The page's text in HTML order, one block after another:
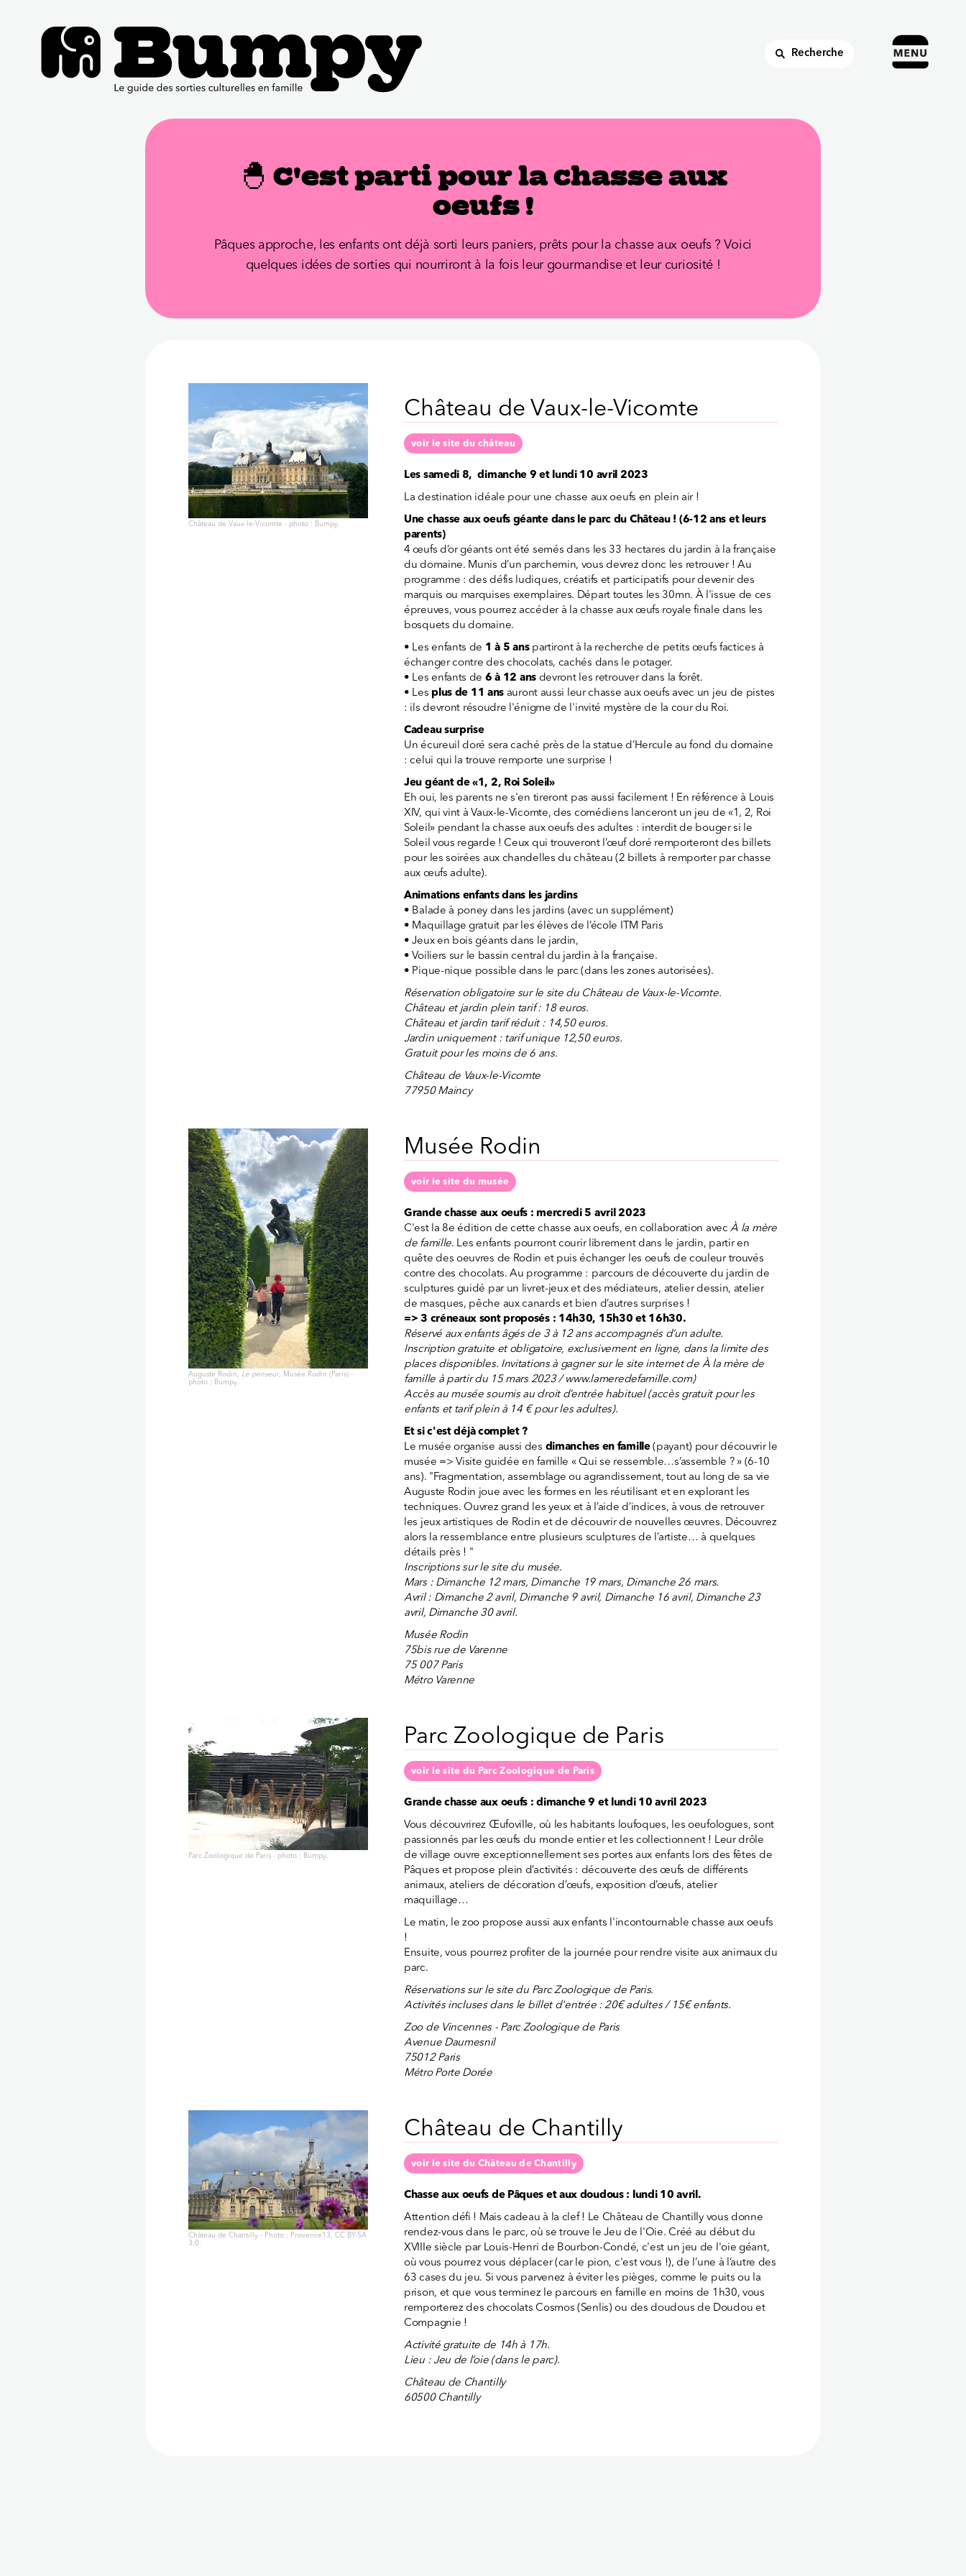
Recherche
🐣 C'est parti pour la chasse aux
oeufs !
Pâques approche, les enfants ont déjà sorti leurs paniers, prêts pour la chasse aux oeufs ? Voici
quelques idées de sorties qui nourriront à la fois leur gourmandise et leur curiosité !
Château de Vaux-le-Vicomte - photo : Bumpy.
Château de Vaux-le-Vicomte
voir le site du château
Les samedi 8, dimanche 9 et lundi 10 avril 2023
La destination idéale pour une chasse aux oeufs en plein air !
Une chasse aux oeufs géante dans le parc du Château ! (6-12 ans et leurs
parents)
4 œufs d’or géants ont été semés dans les 33 hectares du jardin à la française
du domaine. Munis d’un parchemin, vous devrez donc les retrouver ! Au
programme : des défis ludiques, créatifs et participatifs pour devenir des
marquis ou marquises exemplaires. Départ toutes les 30mn. À l'issue de ces
épreuves, vous pourrez accéder à la chasse aux œufs royale finale dans les
bosquets du domaine.
• Les enfants de 1 à 5 anspartiront à la recherche de petits œufs factices à
échanger contre des chocolats, cachés dans le potager.
• Les enfants de 6 à 12 ansdevront les retrouver dans la forêt.
• Les plus de 11 ans auront aussi leur chasse aux oeufs avec un jeu de pistes
: ils devront résoudre l'énigme de l'invité mystère de la cour du Roi.
Cadeau surprise
Un écureuil doré sera caché près de la statue d’Hercule au fond du domaine
: celui qui la trouve remporte une surprise !
Jeu géant de «1, 2, Roi Soleil»
Eh oui, les parents ne s'en tireront pas aussi facilement ! En référence à Louis
XIV, qui vint à Vaux-le-Vicomte, des comédiens lanceront un jeu de «1, 2, Roi
Soleil» pendant la chasse aux oeufs des adultes : interdit de bouger si le
Soleil vous regarde ! Ceux qui trouveront l’œuf doré remporteront des billets
pour les soirées aux chandelles du château (2 billets à remporter par chasse
aux œufs adulte).
Animations enfants dans les jardins
• Balade à poney dans les jardins (avec un supplément)
• Maquillage gratuit par les élèves de l’école ITM Paris
• Jeux en bois géants dans le jardin,
• Voiliers sur le bassin central du jardin à la française.
• Pique-nique possible dans le parc (dans les zones autorisées).
Réservation obligatoire sur le site du Château de Vaux-le-Vicomte.
Château et jardin plein tarif : 18 euros.
Château et jardin tarif réduit : 14,50 euros.
Jardin uniquement : tarif unique 12,50 euros.
Gratuit pour les moins de 6 ans.
Château de Vaux-le-Vicomte
77950 Maincy
Auguste Rodin, Le penseur, Musée Rodin (Paris) -
photo : Bumpy.
Musée Rodin
voir le site du musée
Grande chasse aux oeufs : mercredi 5 avril 2023
C'est la 8e édition de cette chasse aux oeufs, en collaboration avecÀ la mère
de famille. Les enfants pourront courir librement dans le jardin, partir en
quête des oeuvres de Rodin et puis échanger les oeufs de couleur trouvés
contre des chocolats. Au programme : parcours de découverte du jardin de
sculptures guidé par un livret-jeux et des médiateurs, atelier dessin, atelier
de masques, pêche aux canards et bien d’autres surprises !
=> 3 créneaux sont proposés : 14h30, 15h30 et 16h30.
Réservé aux enfants âgés de 3 à 12 ans accompagnés d’un adulte.
Inscription gratuite et obligatoire, exclusivement en ligne, dans la limite des
places disponibles. Invitations à gagner sur le site internet de À la mère de
famille à partir du 15 mars 2023 / www.lameredefamille.com)
Accès au musée soumis au droit d’entrée habituel (accès gratuit pour les
enfants et tarif plein à 14 € pour les adultes).
Et si c'est déjà complet ?
Le musée organise aussi des dimanches en famille(payant) pour découvrir le
musée => Visite guidée en famille « Qui se ressemble…s’assemble ? » (6-10
ans). "Fragmentation, assemblage ou agrandissement, tout au long de sa vie
Auguste Rodin joue avec les formes en les réutilisant et en explorant les
techniques. Ouvrez grand les yeux et à l’aide d’indices, à vous de retrouver
les jeux artistiques de Rodin et de découvrir de nouvelles œuvres. Découvrez
alors la ressemblance entre plusieurs sculptures de l’artiste… à quelques
détails près ! "
Inscriptions sur le site du musée.
Mars : Dimanche 12 mars, Dimanche 19 mars, Dimanche 26 mars.
Avril : Dimanche 2 avril, Dimanche 9 avril, Dimanche 16 avril, Dimanche 23
avril, Dimanche 30 avril.
Musée Rodin
75bis rue de Varenne
75 007 Paris
Métro Varenne
Parc Zoologique de Paris - photo : Bumpy.
Parc Zoologique de Paris
voir le site du Parc Zoologique de Paris
Grande chasse aux oeufs : dimanche 9 et lundi 10 avril 2023
Vous découvrirez Œufoville, où les habitants loufoques, les oeufologues, sont
passionnés par les œufs du monde entier et les collectionnent ! Leur drôle
de village ouvre exceptionnellement ses portes aux enfants lors des fêtes de
Pâques et propose plein d’activités : découverte des œufs de différents
animaux, ateliers de décoration d’œufs, exposition d’œufs, atelier
maquillage…
Le matin, le zoo propose aussi aux enfants l'incontournable chasse aux oeufs
!
Ensuite, vous pourrez profiter de la journée pour rendre visite aux animaux du
parc.
Réservations sur le site du Parc Zoologique de Paris.
Activités incluses dans le billet d'entrée : 20€ adultes / 15€ enfants.
Zoo de Vincennes - Parc Zoologique de Paris
Avenue Daumesnil
75012 Paris
Métro Porte Dorée
Château de Chantilly - Photo : Provence13, CC BY-SA
3.0.
Château de Chantilly
voir le site du Château de Chantilly
Chasse aux oeufs de Pâques et aux doudous : lundi 10 avril.
Attention défi ! Mais cadeau à la clef ! Le Château de Chantilly vous donne
rendez-vous dans le parc, où se trouve le Jeu de l'Oie. Créé au début du
XVIIIe siècle par Louis-Henri de Bourbon-Condé, c'est un jeu de l'oie géant,
où vous pourrez vous déplacer (car le pion, c'est vous !), de l’une à l’autre des
63 cases du jeu. Si vous parvenez à éviter les pièges, comme le puits ou la
prison, et que vous terminez le parcours en famille en moins de 1h30, vous
remporterez des chocolats Cosmos (Senlis) ou des doudous de Doudou et
Compagnie !
Activité gratuite de 14h à 17h.
Lieu : Jeu de l’oie (dans le parc).
Château de Chantilly
60500 Chantilly